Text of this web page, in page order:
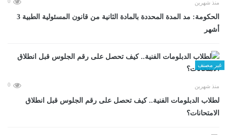
منذ شهرين
الحكومة: مد المدة المحددة بالمادة الثانية من قانون المسئولية الطبية 3
أشهر
غير مصنف
منذ شهرين 0
لطلاب الدبلومات الفنية.. كيف تحصل على رقم الجلوس قبل انطلاق
الامتحانات؟